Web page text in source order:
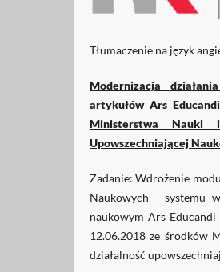
Tłumaczenie na język
Modernizacja
artykułów Ars
Ministerstwa Nauki
Upowszechniającej
Zadanie: Wdrożenie
Naukowych - systemu
naukowym Ars
12.06.2018 ze środków
działalność